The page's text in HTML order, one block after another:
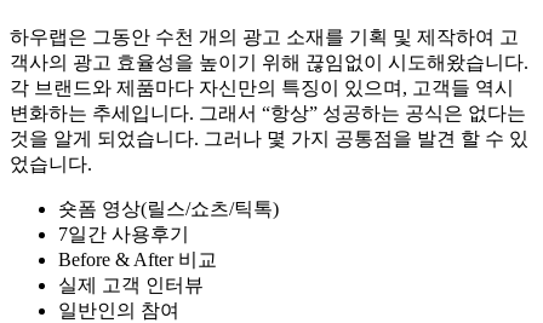
하우랩은 그동안 수천 개의 광고 소재를 기획 및 제작하여 고
객사의 광고 효율성을 높이기 위해 끊임없이 시도해왔습니다.
각 브랜드와 제품마다 자신만의 특징이 있으며, 고객들 역시
변화하는 추세입니다. 그래서 “항상” 성공하는 공식은 없다는
것을 알게 되었습니다. 그러나 몇 가지 공통점을 발견 할 수 있
었습니다.
숏폼 영상(릴스/쇼츠/틱톡)
7일간 사용후기
Before & After 비교
실제 고객 인터뷰
일반인의 참여